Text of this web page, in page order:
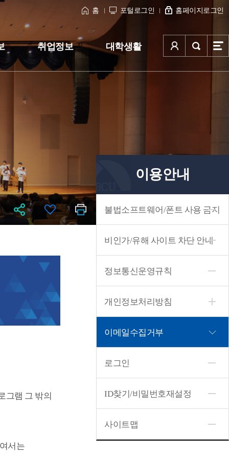
홈 포털로그인 홈페이지로그인
취업정보 대학생활
이용안내
불법소프트웨어/폰트 사용 금지
비인가/유해 사이트 차단 안내
정보통신운영규칙
개인정보처리방침
이메일수집거부
로그인
ID찾기/비밀번호재설정
사이트맵
그램 그 밖의
서는